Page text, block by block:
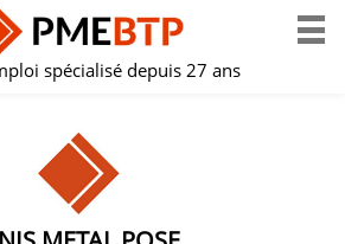
spécialisé depuis 27 ans